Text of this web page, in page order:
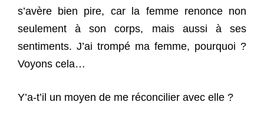
s’avère bien pire, car la femme renonce non
seulement à son corps, mais aussi à ses
sentiments. J’ai trompé ma femme, pourquoi ?
Voyons cela…
Y’a-t’il un moyen de me réconcilier avec elle ?